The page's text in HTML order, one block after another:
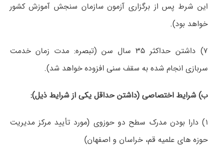
این شرط پس از برگزاری آزمون سازمان سنجش آموزش کشور
خواهد بود).
۷) داشتن حداکثر ۳۵ سال سن (تبصره: مدت زمان خدمت
سربازی انجام شده به سقف سنی افزوده خواهد شد).
ب) شرایط اختصاصی (داشتن حداقل یکی از شرایط ذیل):
۱) دارا بودن مدرک سطح دو حوزوی (مورد تأیید مرکز مدیریت
حوزه های علمیه قم، خراسان و اصفهان)